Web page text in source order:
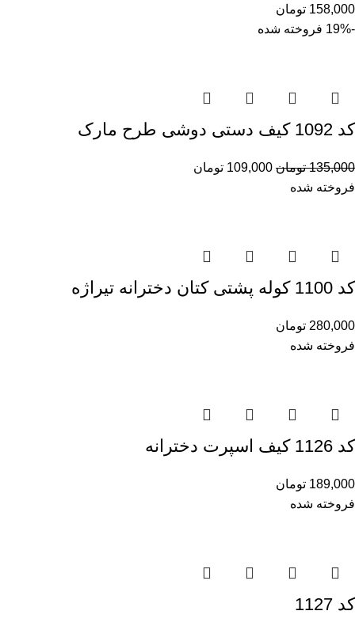
158,000 تومان
-19%
فروخته شده
کد 1092 کیف دستی دوشی طرح مارک
135,000 تومان 109,000 تومان
فروخته شده
کد 1100 کوله پشتی کتان دخترانه تیراژه
280,000 تومان
فروخته شده
کد 1126 کیف اسپرت دخترانه
189,000 تومان
فروخته شده
کد 1127